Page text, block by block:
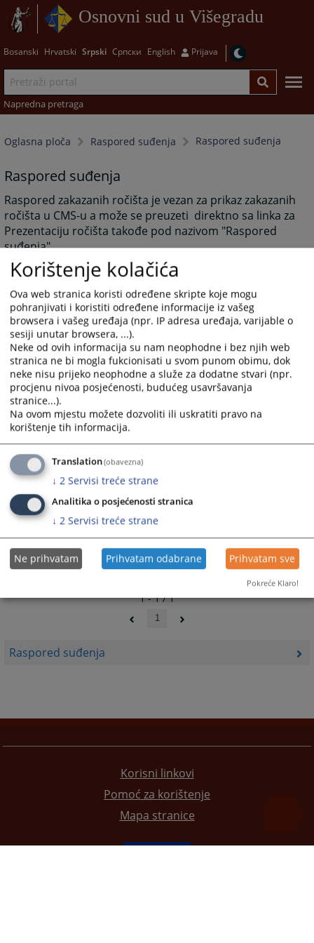
Osnovni sud u Višegradu
Bosanski Hrvatski Srpski Српски English Prijava
Napredna pretraga
Oglasna ploča Raspored suđenja Raspored suđenja
Raspored suđenja
Raspored suđenja
Raspored zakazanih ročišta je vezan za prikaz zakazanih
ročišta u CMS-u a može se preuzeti direktno sa linka za
Prezentaciju ročišta takođe pod nazivom "Raspored
suđenja".
3284PREGLEDA
1 - 1 / 1
1
Korisni linkovi
Pomoć za korištenje
Mapa stranice
Korištenje kolačića
Ova web stranica koristi određene skripte koje mogu
pohranjivati i koristiti određene informacije iz vašeg
browsera i vašeg uređaja (npr. IP adresa uređaja, varijable o
sesiji unutar browsera, ...).
Neke od ovih informacija su nam neophodne i bez njih web
stranica ne bi mogla fukcionisati u svom punom obimu, dok
neke nisu prijeko neophodne a služe za dodatne stvari (npr.
procjenu nivoa posjećenosti, budućeg usavršavanja
stranice...).
Na ovom mjestu možete dozvoliti ili uskratiti pravo na
korištenje tih informacija.
Translation(obavezna)
↓ 2 Servisi treće strane
Analitika o posjećenosti stranica
↓ 2 Servisi treće strane
Ne prihvatam Prihvatam odabrane Prihvatam sve
Pokreće Klaro!